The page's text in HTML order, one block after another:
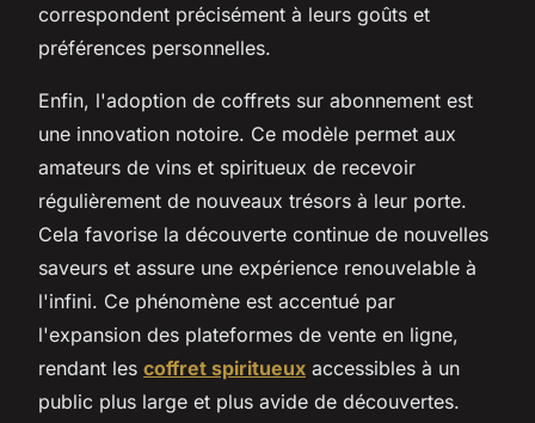
correspondent précisément à leurs goûts et
préférences personnelles.
Enfin, l'adoption de coffrets sur abonnement est
une innovation notoire. Ce modèle permet aux
amateurs de vins et spiritueux de recevoir
régulièrement de nouveaux trésors à leur porte.
Cela favorise la découverte continue de nouvelles
saveurs et assure une expérience renouvelable à
l'infini. Ce phénomène est accentué par
l'expansion des plateformes de vente en ligne,
rendant les coffret spiritueux accessibles à un
public plus large et plus avide de découvertes.